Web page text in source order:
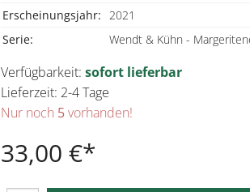
Erscheinungsjahr: 2021
Serie:
Wendt & Kühn -
Verfügbarkeit: sofort lieferbar
Lieferzeit: 2-4 Tage
Nur noch 5vorhanden!
33,00 €